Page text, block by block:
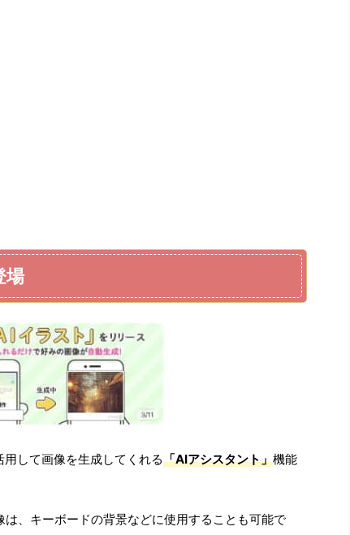
場
して画像を生成してくれる「AIアシスタント」機能
、キーボードの背景などに使用することも可能で